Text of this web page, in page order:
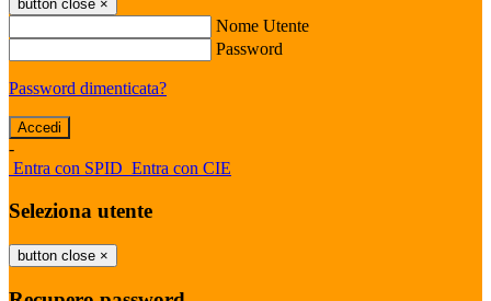
button close ×
Nome Utente
Password
Password dimenticata?
-
Entra con SPID Entra con CIE
Seleziona utente
button close ×